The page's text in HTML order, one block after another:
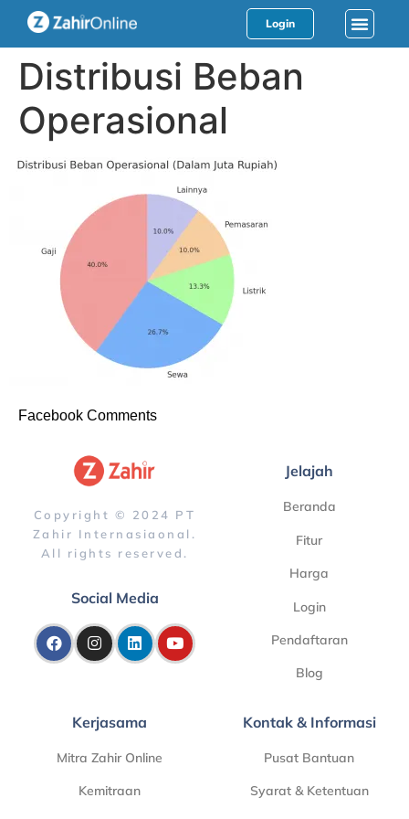
Login
Distribusi Beban
Operasional
Facebook Comments
Copyright © 2024 PT
Zahir Internasiaonal.
All rights reserved.
Social Media
Jelajah
Beranda
Fitur
Harga
Login
Pendaftaran
Blog
Kerjasama
Mitra Zahir Online
Kemitraan
Kontak & Informasi
Pusat Bantuan
Syarat & Ketentuan